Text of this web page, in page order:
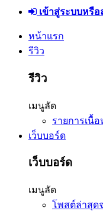
เข้าสู่ระบบหรือ
หน้าแรก
รีวิว
รีวิว
เมนูลัด
รายการเนื้
เว็บบอร์ด
เว็บบอร์ด
เมนูลัด
โพสต์ล่าสุด